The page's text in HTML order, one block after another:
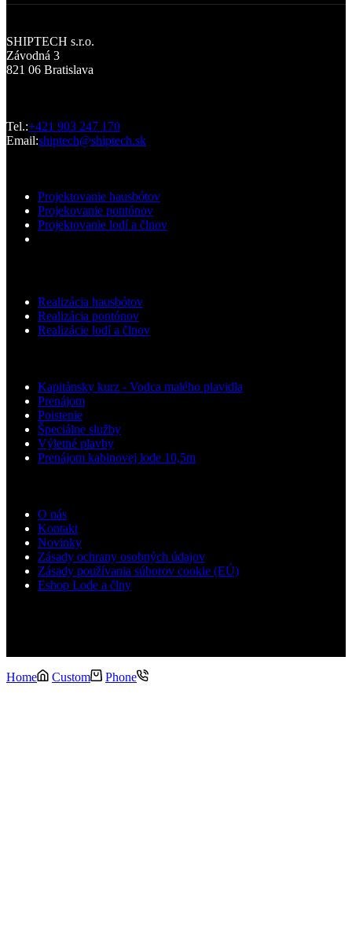
SHIPTECH s.r.o.
Závodná 3
821 06 Bratislava
Tel.:+421 903 247 170
Email:shiptech@shiptech.sk
Projektovanie hausbótov
Projekovanie pontónov
Projektovanie lodí a člnov
Realizácia hausbótov
Realizácia pontónov
Realizácie lodí a člnov
Kapitánsky kurz - Vodca malého plavidla
Prenájom
Poistenie
Špeciálne služby
Výletné plavby
Prenájom kabinovej lode 10,5m
O nás
Kontakt
Novinky
Zásady ochrany osobných údajov
Zásady používania súborov cookie (EÚ)
Eshop Lode a člny
Home Custom Phone